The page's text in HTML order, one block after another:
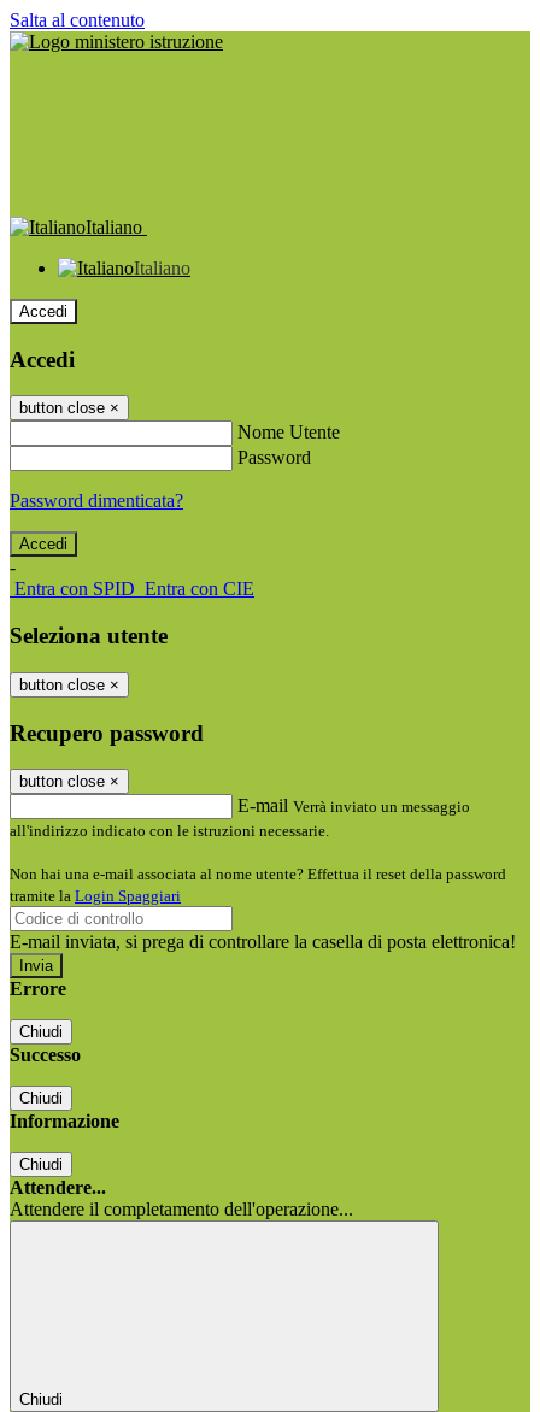
Salta al contenuto
Italiano
Italiano
Accedi
Accedi
button close ×
Nome Utente
Password
Password dimenticata?
-
Entra con SPID Entra con CIE
Seleziona utente
button close ×
Recupero password
button close ×
E-mail Verrà inviato un messaggio
all'indirizzo indicato con le istruzioni necessarie.
Non hai una e-mail associata al nome utente? Effettua il reset della password
tramite la Login Spaggiari
E-mail inviata, si prega di controllare la casella di posta elettronica!
Errore
Chiudi
Successo
Chiudi
Informazione
Chiudi
Attendere...
Attendere il completamento dell'operazione...
Chiudi